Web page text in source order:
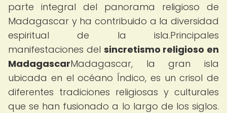
parte integral del panorama religioso de
Madagascar y ha contribuido a la diversidad
espiritual de la isla.Principales
manifestaciones del sincretismo religioso en
MadagascarMadagascar, la gran isla
ubicada en el océano Índico, es un crisol de
diferentes tradiciones religiosas y culturales
que se han fusionado a lo largo de los siglos.